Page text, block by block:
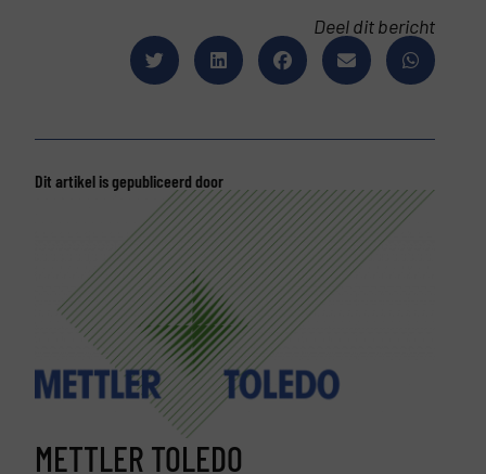
Deel dit bericht
Dit artikel is gepubliceerd door
METTLER TOLEDO